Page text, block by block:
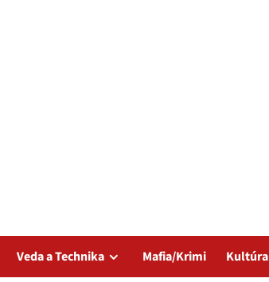
Veda a Technika Mafia/Krimi Kultúra